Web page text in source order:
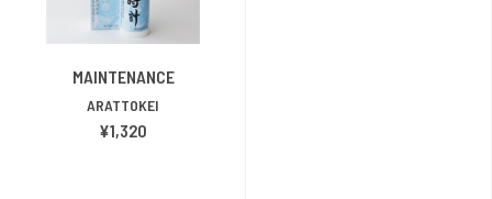
MAINTENANCE
ARATTOKEI
¥1,320